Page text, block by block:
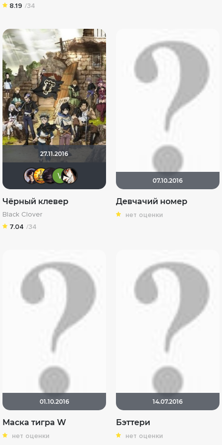
8.19 /34
27.11.2016
Epoff:) да прибудет Свет !
Skyspeed
opa4a
Nirol
Чёрный клевер
Black Clover
7.04 /34
07.10.2016
Девчачий номер
нет оценки
01.10.2016
Маска тигра W
нет оценки
14.07.2016
Бэттери
нет оценки